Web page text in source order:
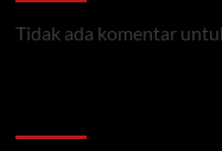
Tidak ada komentar